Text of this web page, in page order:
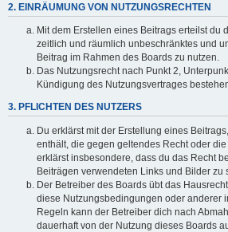
2. EINRÄUMUNG VON NUTZUNGSRECHTEN
Mit dem Erstellen eines Beitrags erteilst du
zeitlich und räumlich unbeschränktes und
Beitrag im Rahmen des Boards zu nutzen.
Das Nutzungsrecht nach Punkt 2,
Kündigung des Nutzungsvertrages
3. PFLICHTEN DES NUTZERS
Du erklärst mit der Erstellung eines
enthält, die gegen geltendes Recht oder
erklärst insbesondere, dass du das Recht
Beiträgen verwendeten Links und Bilder zu
Der Betreiber des Boards übt das
diese Nutzungsbedingungen oder anderer
Regeln kann der Betreiber dich nach
dauerhaft von der Nutzung dieses Boards